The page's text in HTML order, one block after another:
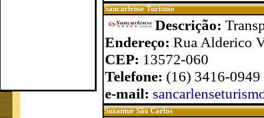
Sancarlense Turismo
Descrição:
Endereço: Rua Alderico
CEP: 13572-060
Telefone: (16) 3416-
e-mail:
Suzantur São Carlos